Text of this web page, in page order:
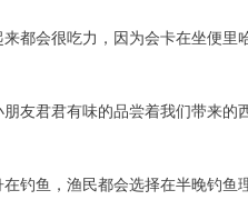
都会很吃力，因为会卡在坐便里
友君君有味的品尝着我们带来的
钓鱼，渔民都会选择在半晚钓鱼